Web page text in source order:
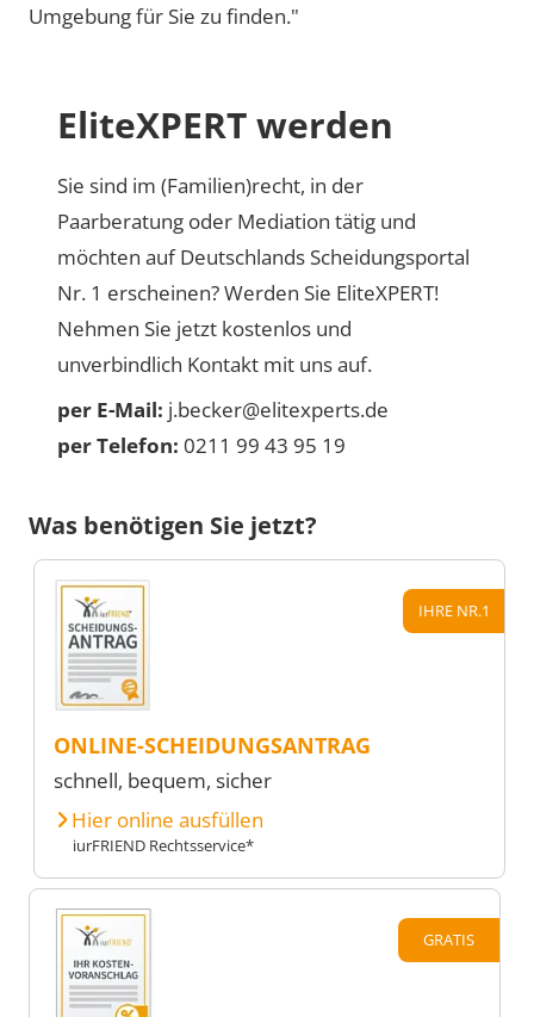
Umgebung für Sie zu finden."
EliteXPERT werden
Sie sind im (Familien)recht, in der
Paarberatung oder Mediation tätig und
möchten auf Deutschlands Scheidungsportal
Nr. 1 erscheinen? Werden Sie EliteXPERT!
Nehmen Sie jetzt kostenlos und
unverbindlich Kontakt mit uns auf.
per E-Mail: j.becker@elitexperts.de
per Telefon: 0211 99 43 95 19
Was benötigen Sie jetzt?
IHRE NR.1
ONLINE-SCHEIDUNGSANTRAG
schnell, bequem, sicher
Hier online ausfüllen
iurFRIEND Rechtsservice*
GRATIS